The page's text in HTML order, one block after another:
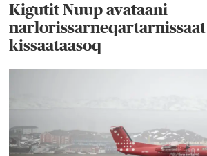
Kigutit Nuup avataani
narlorissarneqartarnissaat
kissaataasoq